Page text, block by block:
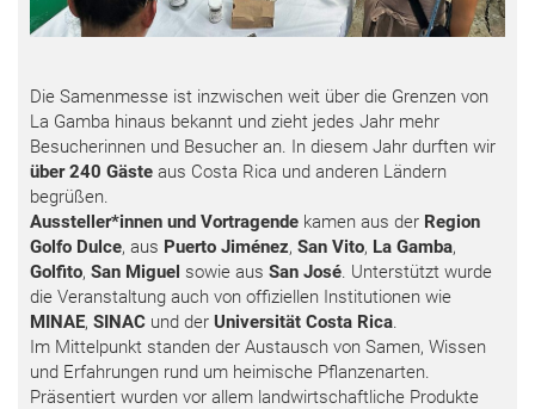
Die Samenmesse ist inzwischen weit über die Grenzen von
La Gamba hinaus bekannt und zieht jedes Jahr mehr
Besucherinnen und Besucher an. In diesem Jahr durften wir
über 240 Gäste aus Costa Rica und anderen Ländern
begrüßen.
Aussteller*innen und Vortragende kamen aus der Region
Golfo Dulce, aus Puerto Jiménez, San Vito, La Gamba,
Golfito, San Miguel sowie aus San José. Unterstützt wurde
die Veranstaltung auch von offiziellen Institutionen wie
MINAE, SINAC und der Universität Costa Rica.
Im Mittelpunkt standen der Austausch von Samen, Wissen
und Erfahrungen rund um heimische Pflanzenarten.
Präsentiert wurden vor allem landwirtschaftliche Produkte